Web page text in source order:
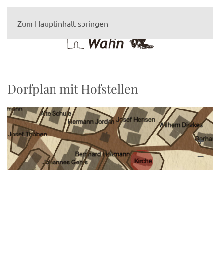
Zum Hauptinhalt springen
Dorfplan mit Hofstellen
+
−
Beschreibung
Höfe
Öffentliche Gebäude